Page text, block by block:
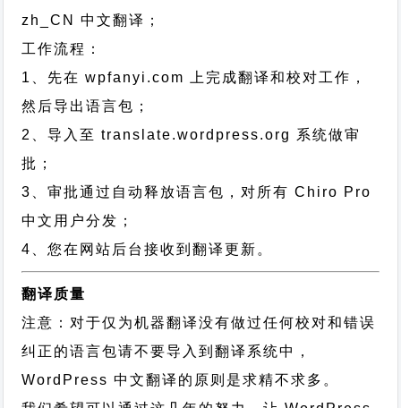
zh_CN
中文翻译；
工作流程：
1、先在 wpfanyi.com 上完成翻译和校对工作，
然后导出语言包；
2、导入至 translate.wordpress.org 系统做审
批；
3、审批通过自动释放语言包，对所有 Chiro Pro
中文用户分发；
4、您在网站后台接收到翻译更新。
翻译质量
注意：对于仅为机器翻译没有做过任何校对和错误
纠正的语言包请不要导入到翻译系统中，
WordPress 中文翻译的原则 是求精不求多。